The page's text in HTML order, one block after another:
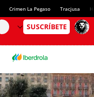
Crimen La Pegaso Tracjusa